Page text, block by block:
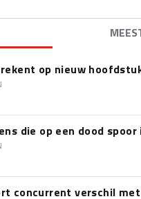
op nieuw
die op een dood
concurrent verschil